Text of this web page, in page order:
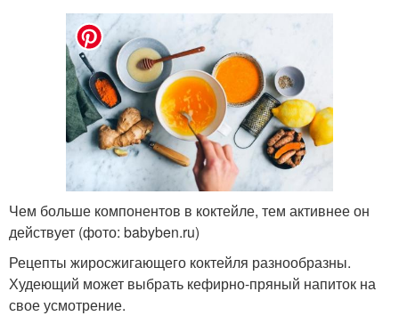
Чем больше компонентов в коктейле, тем активнее он
действует (фото: babyben.ru)
Рецепты жиросжигающего коктейля разнообразны.
Худеющий может выбрать кефирно-пряный напиток на
свое усмотрение.